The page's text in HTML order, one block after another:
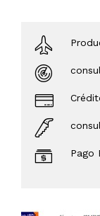
Pago